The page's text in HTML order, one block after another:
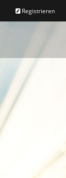
Registrieren